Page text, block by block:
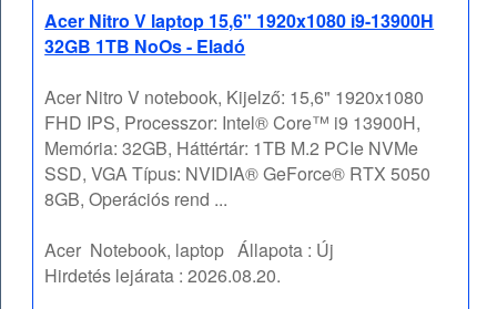
Acer Nitro V laptop 15,6" 1920x1080 i9-13900H
32GB 1TB NoOs - Eladó
Acer Nitro V notebook, Kijelző: 15,6" 1920x1080
FHD IPS, Processzor: Intel® Core™ i9 13900H,
Memória: 32GB, Háttértár: 1TB M.2 PCIe NVMe
SSD, VGA Típus: NVIDIA® GeForce® RTX 5050
8GB, Operációs rend ...
Acer Notebook, laptop Állapota : Új
Hirdetés lejárata :2026.08.20.